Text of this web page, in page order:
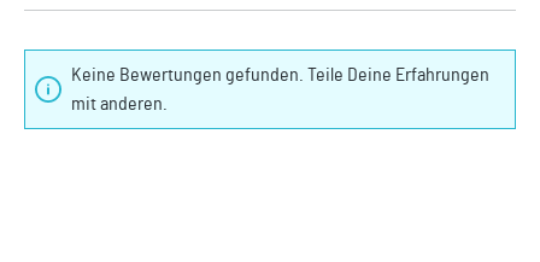
Keine Bewertungen gefunden. Teile Deine Erfahrungen
mit anderen.